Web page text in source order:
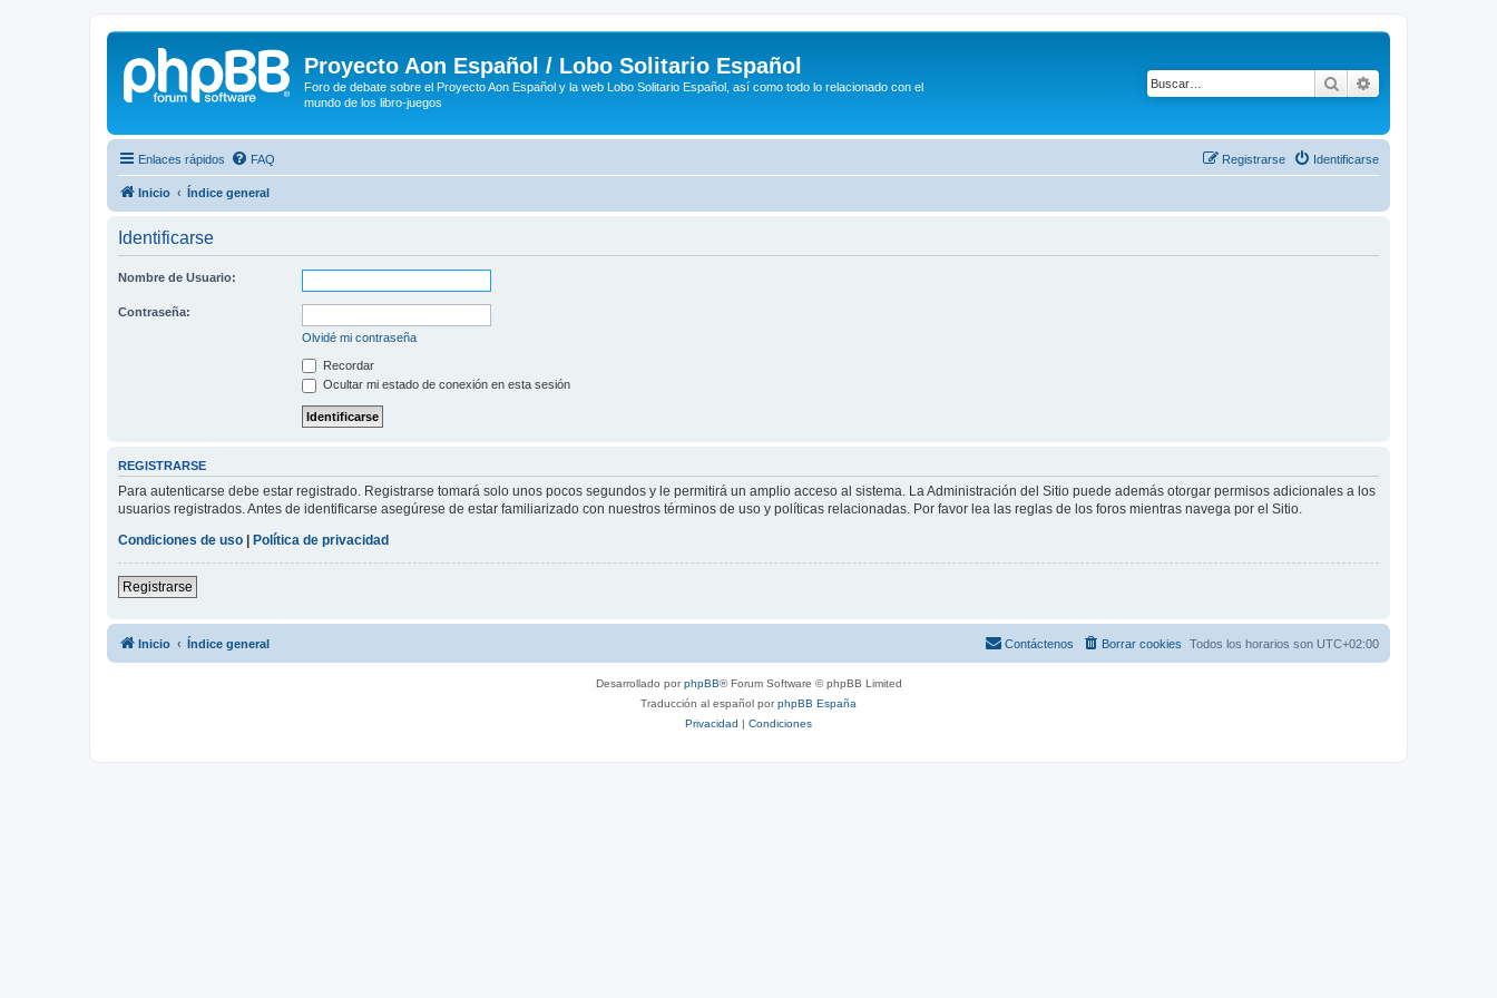
Proyecto Aon Español / Lobo Solitario Español
Foro de debate sobre el Proyecto Aon Español y la web Lobo Solitario Español, así como todo lo relacionado con el
mundo de los libro-juegos
Buscar
Enlaces rápidos FAQ Identificarse
Registrarse
Inicio Índice general
Identificarse
Nombre de Usuario:
Contraseña:
Olvidé mi contraseña
Recordar
Ocultar mi estado de conexión en esta sesión
REGISTRARSE
Para autenticarse debe estar registrado. Registrarse tomará solo unos pocos segundos y le permitirá un amplio acceso al sistema. La Administración del Sitio puede además otorgar permisos adicionales a los
usuarios registrados. Antes de identificarse asegúrese de estar familiarizado con nuestros términos de uso y políticas relacionadas. Por favor lea las reglas de los foros mientras navega por el Sitio.
Condiciones de uso
Política de privacidad
Registrarse
Inicio Índice general Todos los horarios son UTC+02:00
Borrar cookies
Contáctenos
Desarrollado porphpBB® Forum Software © phpBB Limited
Traducción al español porphpBB España
Privacidad | Condiciones